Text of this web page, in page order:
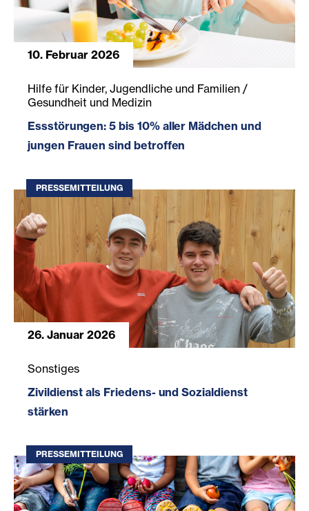
10. Februar 2026
Hilfe für Kinder, Jugendliche und Familien /
Gesundheit und Medizin
Essstörungen: 5 bis 10% aller Mädchen und
jungen Frauen sind betroffen
PRESSEMITTEILUNG
26. Januar 2026
Sonstiges
Zivildienst als Friedens- und Sozialdienst
stärken
PRESSEMITTEILUNG